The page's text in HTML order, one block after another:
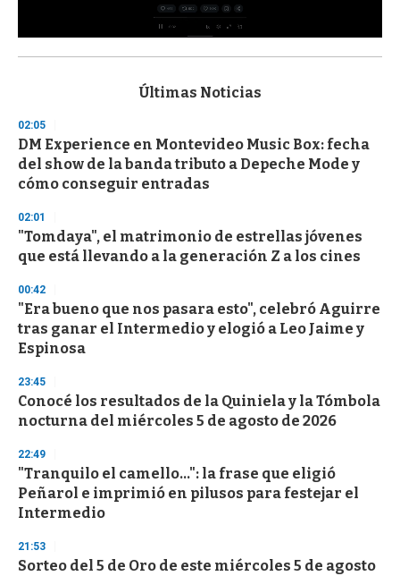
s
d
s
o
f
3
s
e
o
d
s
Últimas Noticias
02:05
DM Experience en Montevideo Music Box: fecha
del show de la banda tributo a Depeche Mode y
cómo conseguir entradas
02:01
"Tomdaya", el matrimonio de estrellas jóvenes
que está llevando a la generación Z a los cines
00:42
"Era bueno que nos pasara esto", celebró Aguirre
tras ganar el Intermedio y elogió a Leo Jaime y
Espinosa
23:45
Conocé los resultados de la Quiniela y la Tómbola
nocturna del miércoles 5 de agosto de 2026
22:49
"Tranquilo el camello...": la frase que eligió
Peñarol e imprimió en pilusos para festejar el
Intermedio
21:53
Sorteo del 5 de Oro de este miércoles 5 de agosto